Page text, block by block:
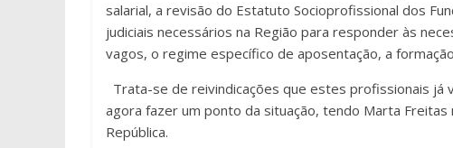
salarial, a revisão do Estatuto Socioprofissional dos
judiciais necessários na Região para responder às
vagos, o regime específico de aposentação, a
Trata-se de reivindicações que estes profissionais já
agora fazer um ponto da situação, tendo Marta
República.